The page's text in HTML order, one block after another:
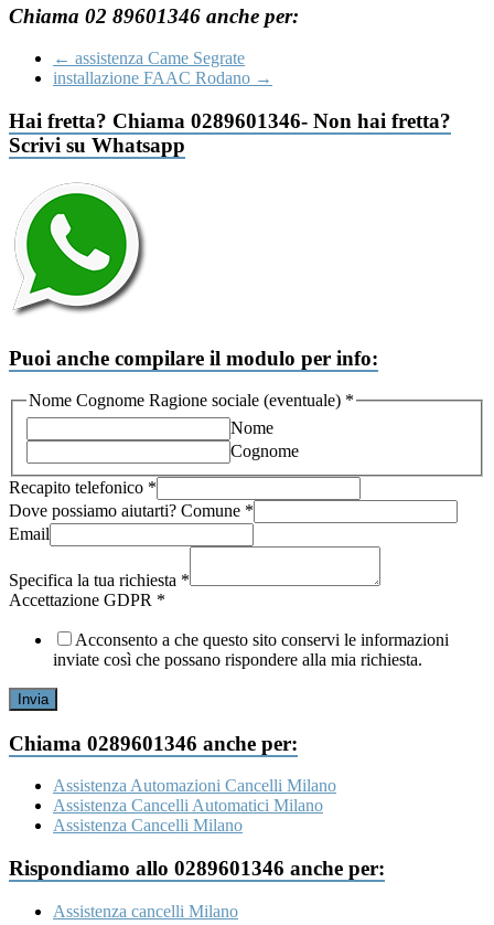
Chiama 02 89601346 anche per:
← assistenza Came Segrate
installazione FAAC Rodano →
Hai fretta? Chiama 0289601346- Non hai fretta?
Scrivi su Whatsapp
Puoi anche compilare il modulo per info:
Nome Cognome Ragione sociale (eventuale) *
Nome
Cognome
Recapito telefonico *
Dove possiamo aiutarti? Comune *
richiesta
Nome
Ragione
Email
Specifica la tua richiesta *
Accettazione GDPR *
Acconsento a che questo sito conservi le informazioni
inviate così che possano rispondere alla mia richiesta.
Invia
Chiama 0289601346 anche per:
Assistenza Automazioni Cancelli Milano
Assistenza Cancelli Automatici Milano
Assistenza Cancelli Milano
Rispondiamo allo 0289601346 anche per:
Assistenza cancelli Milano